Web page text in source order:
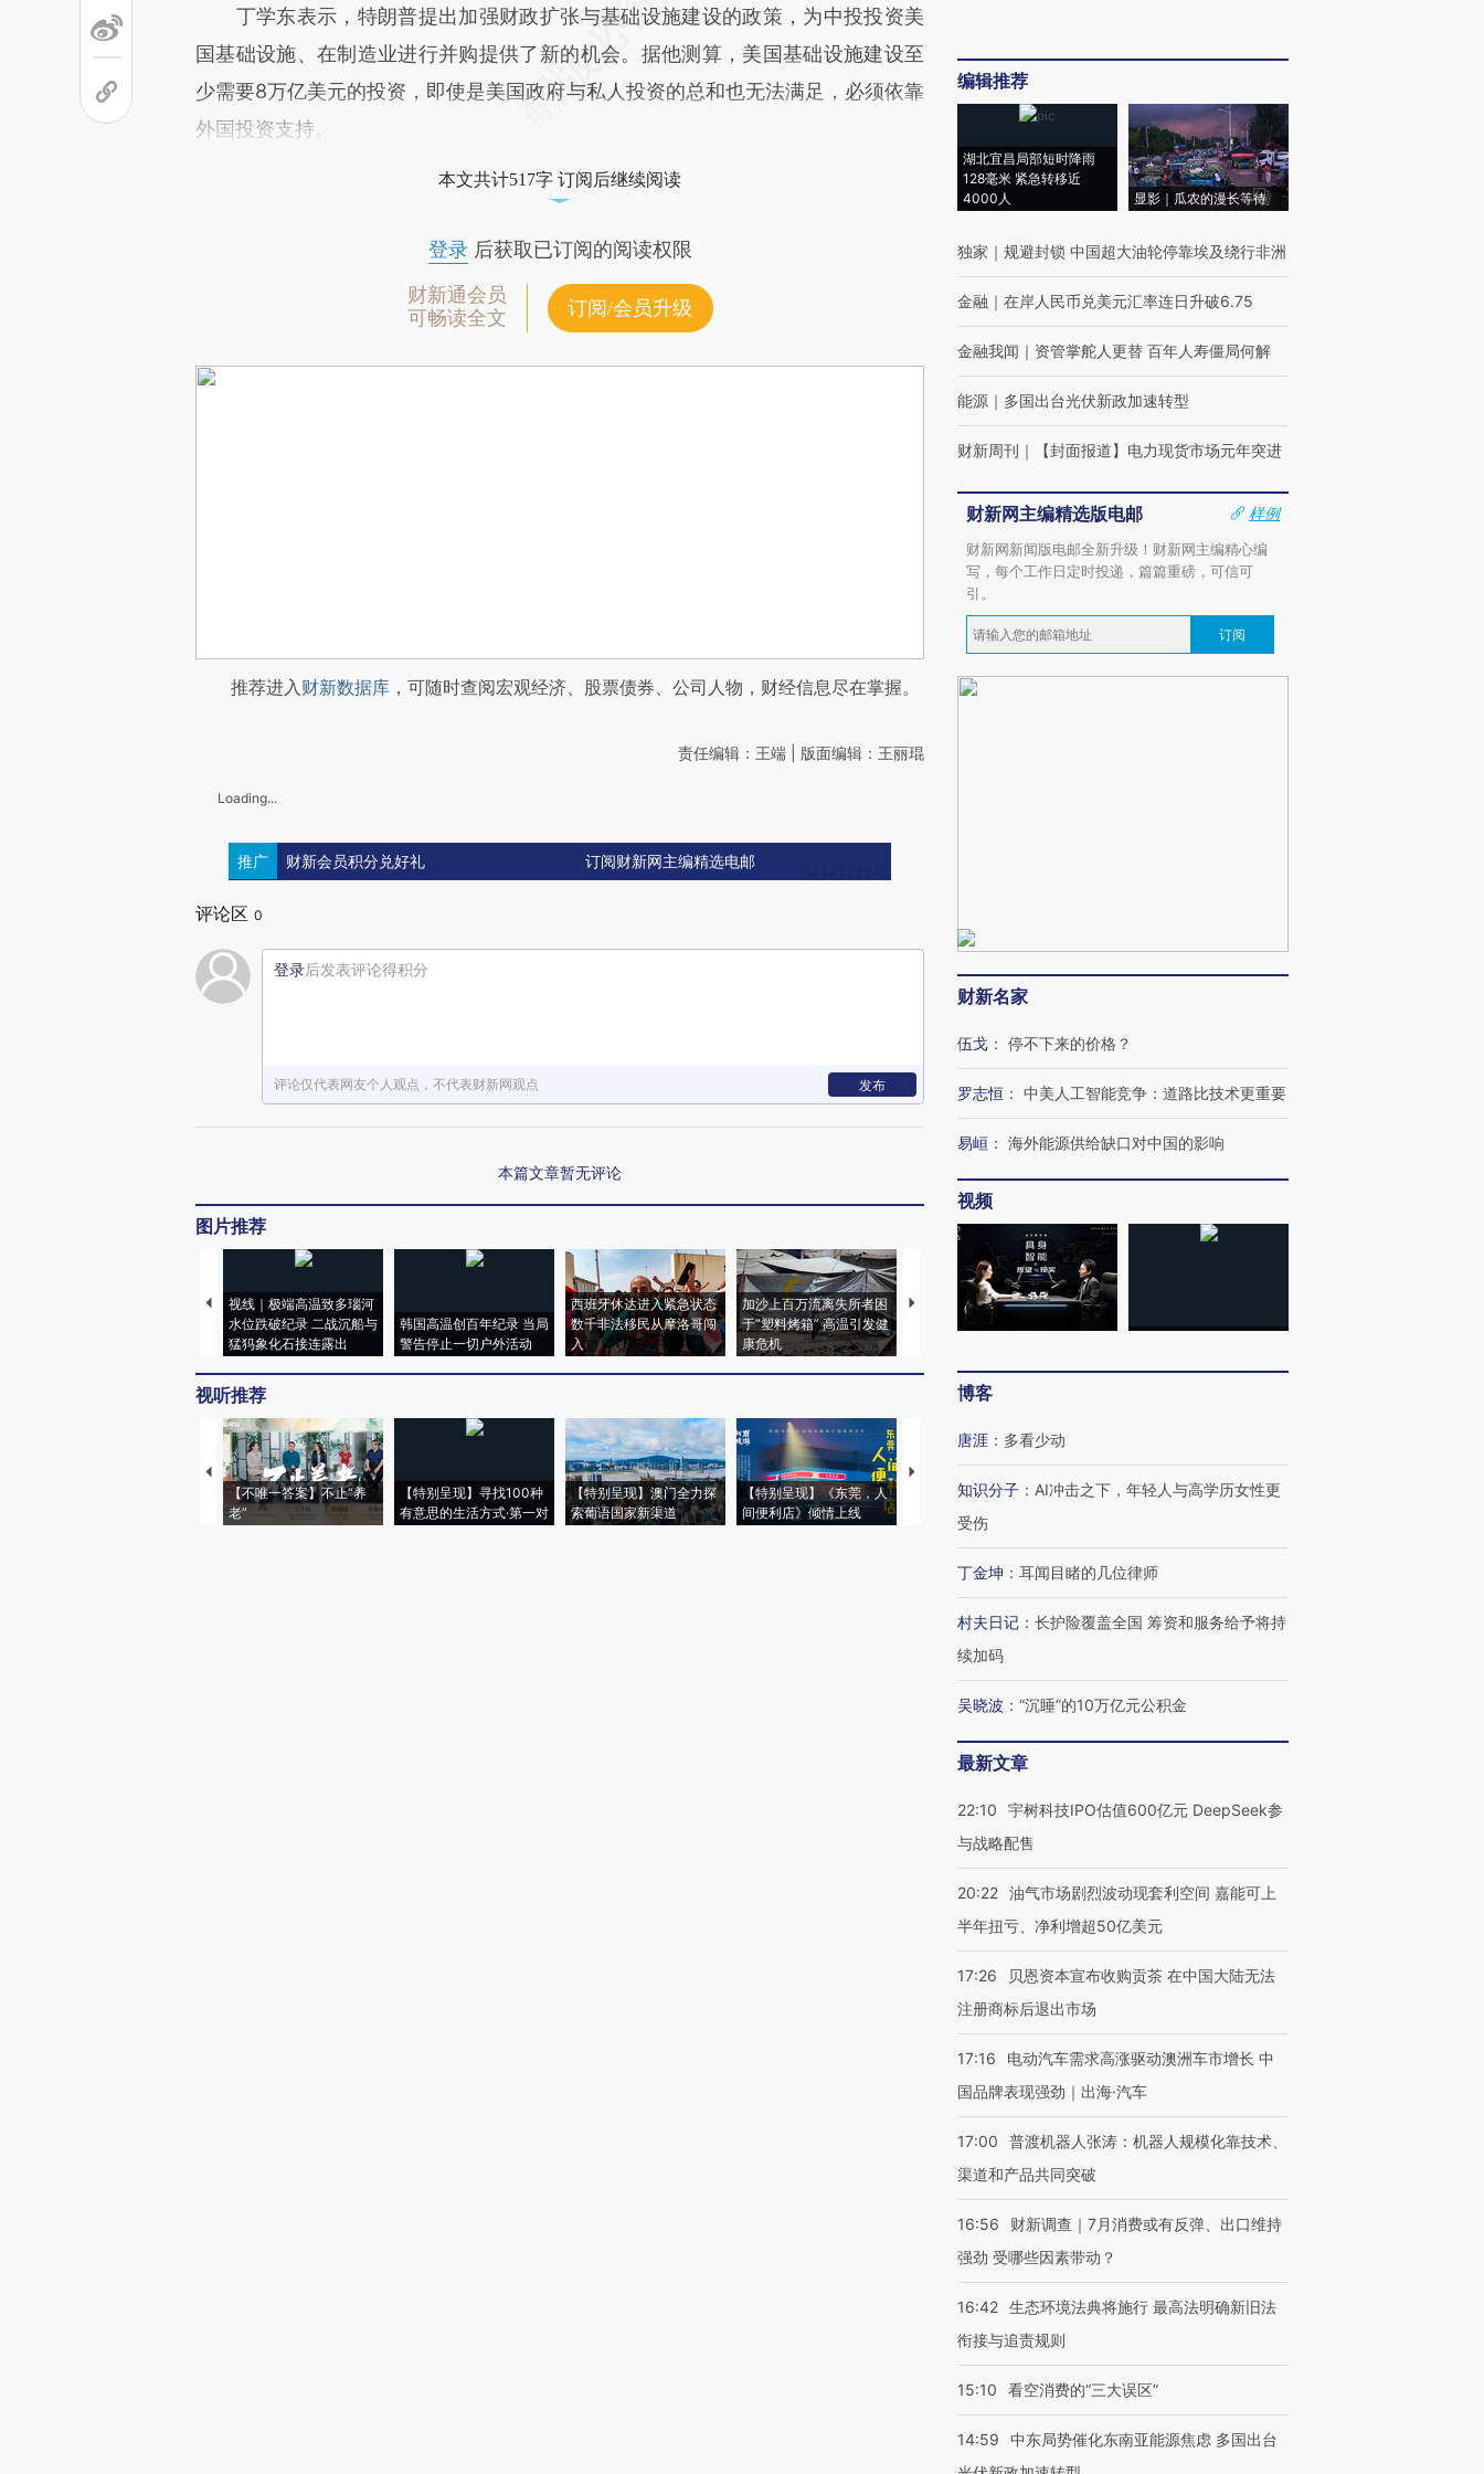
丁学东表示，特朗普提出加强财政扩张与基础设施建设的政策，为中投投资美
国基础设施、在制造业进行并购提供了新的机会。据他测算，美国基础设施建设至
少需要8万亿美元的投资，即使是美国政府与私人投资的总和也无法满足，必须依靠
外国投资支持。
本文共计517字 订阅后继续阅读
登录后获取已订阅的阅读权限
财新通会员
可畅读全文
订阅/会员升级
推荐进入财新数据库 ，可随时查阅宏观经济、股票债券、公司人物，财经信息尽在掌握。
责任编辑：王端 | 版面编辑：王丽琨
Loading...
推广 财新会员积分兑好礼 订阅财新网主编精选电邮
评论区 0
登录后发表评论得积分
评论仅代表网友个人观点，不代表财新网观点 发布
本篇文章暂无评论
图片推荐
视线｜极端高温致多瑙河
水位跌破纪录 二战沉船与
猛犸象化石接连露出
韩国高温创百年纪录 当局
警告停止一切户外活动
西班牙休达进入紧急状态
数千非法移民从摩洛哥闯
入
加沙上百万流离失所者困
于“塑料烤箱” 高温引发健
康危机
视线｜HYROX的吸金
术：是什么让中产们甘
马航飞行员跨国走私7万
粒摇头丸 尿检体内含3种
度Z世代 用街头抗争将教
视听推荐
【不唯一答案】不止“养
老”
【特别呈现】寻找100种
有意思的生活方式·第一对
【特别呈现】澳门全力探
索葡语国家新渠道
【特别呈现】《东莞，人
间便利店》倾情上线
【推广】走进第四届链博
会，让数智科技“链”接产
【特别呈现】寻找100种
CFO：不靠规模取胜，华
编辑推荐
湖北宜昌局部短时降雨
128毫米 紧急转移近
4000人
显影｜瓜农的漫长等待
独家 ｜ 规避封锁 中国超大油轮停靠埃及绕行非洲
金融 ｜ 在岸人民币兑美元汇率连日升破6.75
金融我闻 ｜ 资管掌舵人更替 百年人寿僵局何解
能源 ｜ 多国出台光伏新政加速转型
财新周刊 ｜ 【封面报道】电力现货市场元年突进
财新网主编精选版电邮
样例
财新网新闻版电邮全新升级！财新网主编精心编
写，每个工作日定时投递，篇篇重磅，可信可
引。
订阅
财新名家
伍戈 ： 停不下来的价格？
罗志恒 ： 中美人工智能竞争：道路比技术更重要
易峘 ： 海外能源供给缺口对中国的影响
视频
博客
唐涯 ： 多看少动
知识分子 ： AI冲击之下，年轻人与高学历女性更
受伤
丁金坤 ： 耳闻目睹的几位律师
村夫日记 ： 长护险覆盖全国 筹资和服务给予将持
续加码
吴晓波 ： “沉睡”的10万亿元公积金
最新文章
22:10
宇树科技IPO估值600亿元 DeepSeek参
与战略配售
20:22 油气市场剧烈波动现套利空间 嘉能可上
半年扭亏、净利增超50亿美元
17:26
贝恩资本宣布收购贡茶 在中国大陆无法
注册商标后退出市场
17:16
电动汽车需求高涨驱动澳洲车市增长 中
国品牌表现强劲｜出海·汽车
17:00
普渡机器人张涛：机器人规模化靠技术、
渠道和产品共同突破
16:56
财新调查｜7月消费或有反弹、出口维持
强劲 受哪些因素带动？
16:42 生态环境法典将施行 最高法明确新旧法
衔接与追责规则
15:10 看空消费的“三大误区”
14:59
中东局势催化东南亚能源焦虑 多国出台